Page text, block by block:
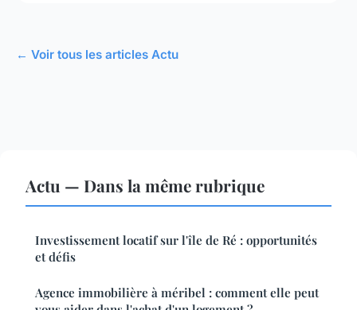
← Voir tous les articles Actu
Actu — Dans la même rubrique
Investissement locatif sur l'île de Ré : opportunités
et défis
Agence immobilière à méribel : comment elle peut